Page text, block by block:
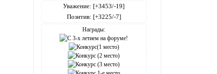
Уважение: [+3453/-19]
Позитив: [+3225/-7]
Награды: